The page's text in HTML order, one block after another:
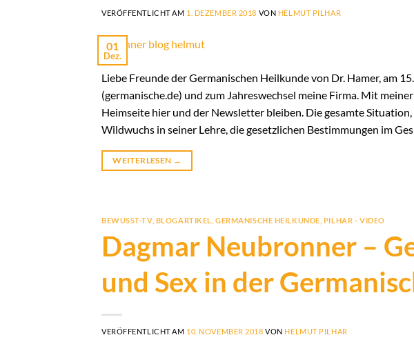
VERÖFFENTLICHT AM 1. DEZEMBER 2018 VON HELMUT PILHAR
01
Dez.
Liebe Freunde der Germanischen Heilkunde von Dr. Hamer, am
(germanische.de) und zum Jahreswechsel meine Firma. Mit
Heimseite hier und der Newsletter bleiben. Die gesamte Situation,
Wildwuchs in seiner Lehre, die gesetzlichen Bestimmungen im
WEITERLESEN →
BEWUSST-TV, BLOGARTIKEL ,GERMANISCHE HEILKUNDE PILHAR - VIDEO
Dagmar Neubronner –
und Sex in der
VERÖFFENTLICHT AM 10. NOVEMBER 2018 VON HELMUT PILHAR